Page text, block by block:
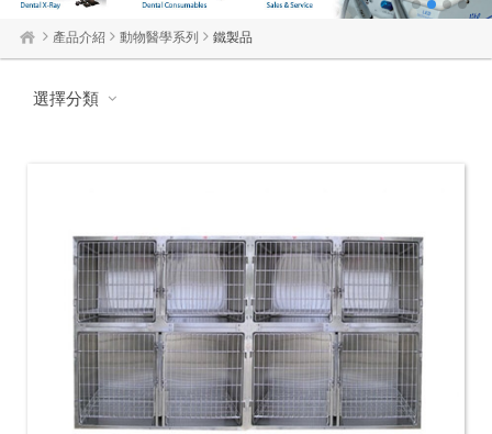
1 2 3 4
產品介紹 動物醫學系列 鐵製品
選擇分類